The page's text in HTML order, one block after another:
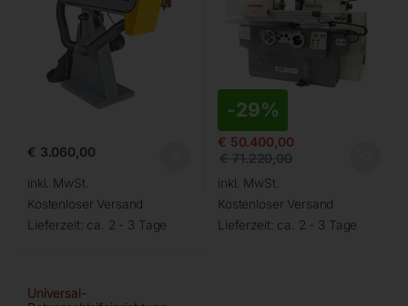
€ 3.060,00
inkl. MwSt.
Kostenloser Versand
Lieferzeit: ca. 2 - 3 Tage
-29%
€ 50.400,00
€71.220,00
inkl. MwSt.
Kostenloser Versand
Lieferzeit: ca. 2 - 3 Tage
Universal-